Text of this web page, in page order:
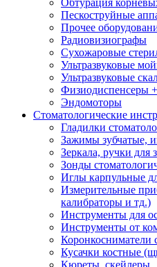
Обтурация
Пескоструйные
Прочее
Радиовизиографы
Сухожаровые
Ультразвуковые
Ультразвуковые
Физиодиспенсеры
Эндомоторы
Стоматологические
Гладилки
Зажимы зубчатые,
Зеркала, ручки для
Зонды
Иглы карпульные
Измерительные
калибраторы и тд.)
Инструменты для
Инструменты от
Коронкосниматели
Кусачки костные